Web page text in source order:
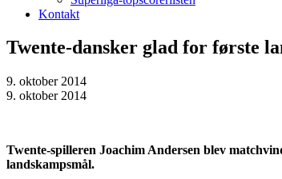
Kontakt
Twente-dansker glad for første
9. oktober 2014
9. oktober 2014
Twente-spilleren Joachim Andersen blev
landskampsmål.